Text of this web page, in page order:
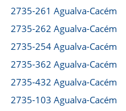
2735-261 Agualva-Cacém
2735-262 Agualva-Cacém
2735-254 Agualva-Cacém
2735-362 Agualva-Cacém
2735-432 Agualva-Cacém
2735-103 Agualva-Cacém